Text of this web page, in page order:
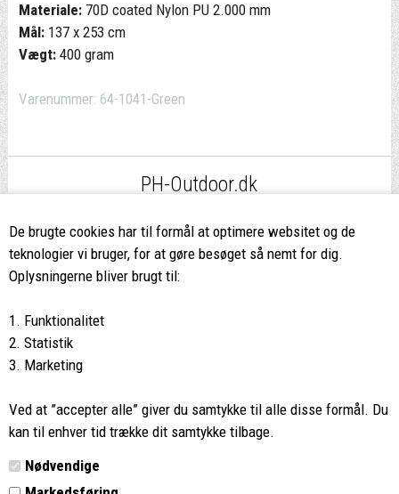
De brugte cookies har til formål at optimere websitet og de
teknologier vi bruger, for at gøre besøget så nemt for dig.
Oplysningerne bliver brugt til:
1. Funktionalitet
2. Statistik
3. Marketing
Ved at ”accepter alle” giver du samtykke til alle disse formål. Du
kan til enhver tid trække dit samtykke tilbage.
Nødvendige
Materiale:70D coated Nylon PU 2.000 mm
Mål:137 x 253 cm
Vægt:400 gram
Varenummer: 64-1041-Green
PH-Outdoor.dk
ved køb over 499,-*
8662 2113
Vi glæder os til at se dig